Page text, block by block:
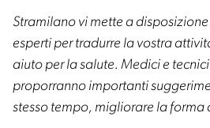
Stramilano vi mette a
esperti per tradurre la vostra
aiuto per la salute. Medici e
proporranno importanti
stesso tempo, migliorare la forma